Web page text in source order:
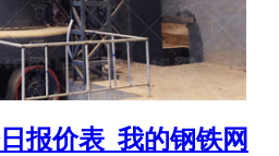
报价表_我的钢铁网